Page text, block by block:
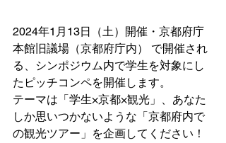
2024年1月13日（土）開催・京都府庁
本館旧議場（京都府庁内） で開催され
る、シンポジウム内で学生を対象にし
たピッチコンペを開催します。
テーマは「学生×京都×観光」、あなた
しか思いつかないような「京都府内で
の観光ツアー」を企画してください！